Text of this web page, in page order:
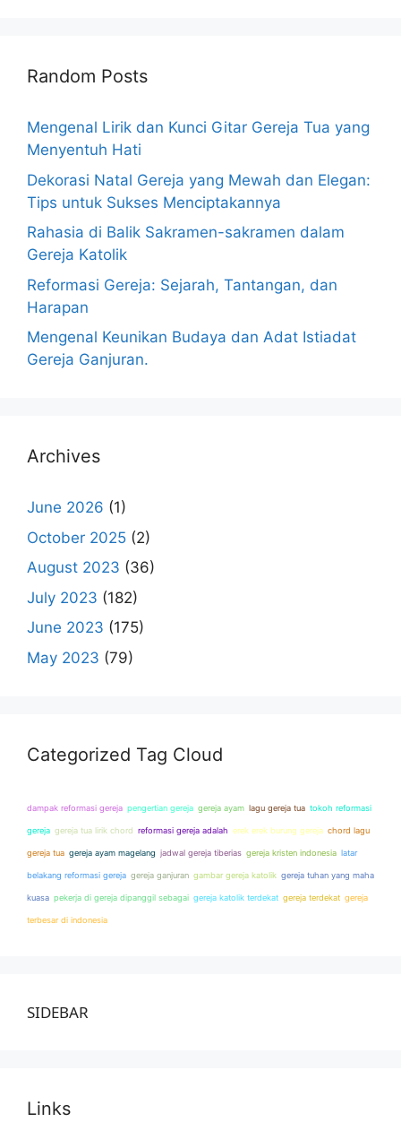
Random Posts
Mengenal Lirik dan Kunci Gitar Gereja Tua yang
Menyentuh Hati
Dekorasi Natal Gereja yang Mewah dan Elegan:
Tips untuk Sukses Menciptakannya
Rahasia di Balik Sakramen-sakramen dalam
Gereja Katolik
Reformasi Gereja: Sejarah, Tantangan, dan
Harapan
Mengenal Keunikan Budaya dan Adat Istiadat
Gereja Ganjuran.
Archives
June 2026 (1)
October 2025 (2)
August 2023 (36)
July 2023 (182)
June 2023 (175)
May 2023 (79)
Categorized Tag Cloud
dampak reformasi gereja pengertian gereja gereja ayam lagu gereja tua tokoh reformasi
gereja gereja tua lirik chord reformasi gereja adalah erek erek burung gereja chord lagu
gereja tua gereja ayam magelang jadwal gereja tiberias gereja kristen indonesia latar
belakang reformasi gereja gereja ganjuran gambar gereja katolik gereja tuhan yang maha
kuasa pekerja di gereja dipanggil sebagai gereja katolik terdekat gereja terdekat gereja
terbesar di indonesia
SIDEBAR
Links